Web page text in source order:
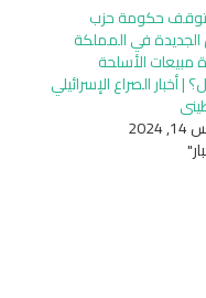
حكومة حزب
الجديدة في المملكة
مبيعات الأسلحة
| أخبار الصراع الإسرائيلي